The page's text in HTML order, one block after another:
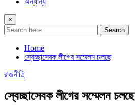
×
Search
Home
স্বেচ্ছাসেবক লীগের সম্মেলন চলছে
রাজনীতি
স্বেচ্ছাসেবক লীগের সম্মেলন চলছে